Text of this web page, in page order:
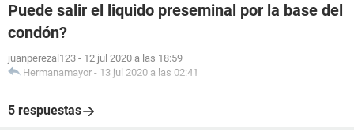
Puede salir el liquido preseminal por la base del
condón?
juanperezal123 - 12 jul 2020 a las 18:59
Hermanamayor - 13 jul 2020 a las 02:41
5 respuestas